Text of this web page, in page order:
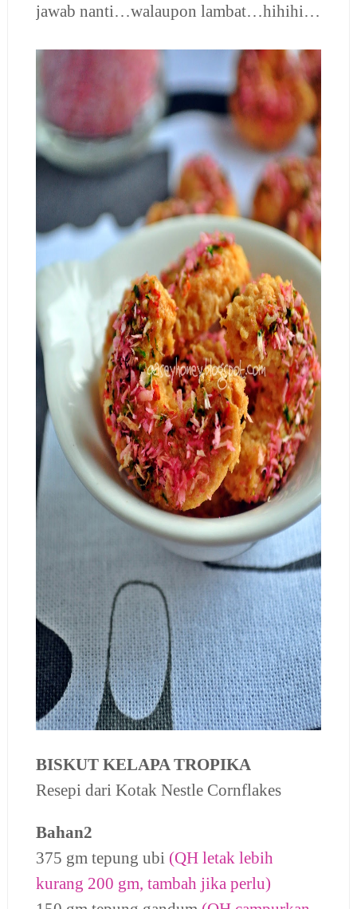
jawab nanti…walaupon lambat…hihihi…
BISKUT KELAPA TROPIKA
Resepi dari Kotak Nestle Cornflakes
Bahan2
375 gm tepung ubi (QH letak lebih
kurang 200 gm, tambah jika perlu)